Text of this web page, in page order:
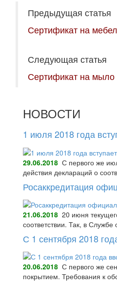
Предыдущая статья
Сертификат на
Следующая статья
Сертификат на мыло
НОВОСТИ
1 июля 2018 года
29.06.2018 С первого же
действия деклараций о
Росаккредитация
21.06.2018 20 июня
соответствии. Так, в
С 1 сентября 2018
20.06.2018 С первого же
покрытием. Требования к